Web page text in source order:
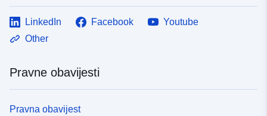
LinkedIn Facebook
Youtube
Other
Pravne obavijesti
Pravna obavijest